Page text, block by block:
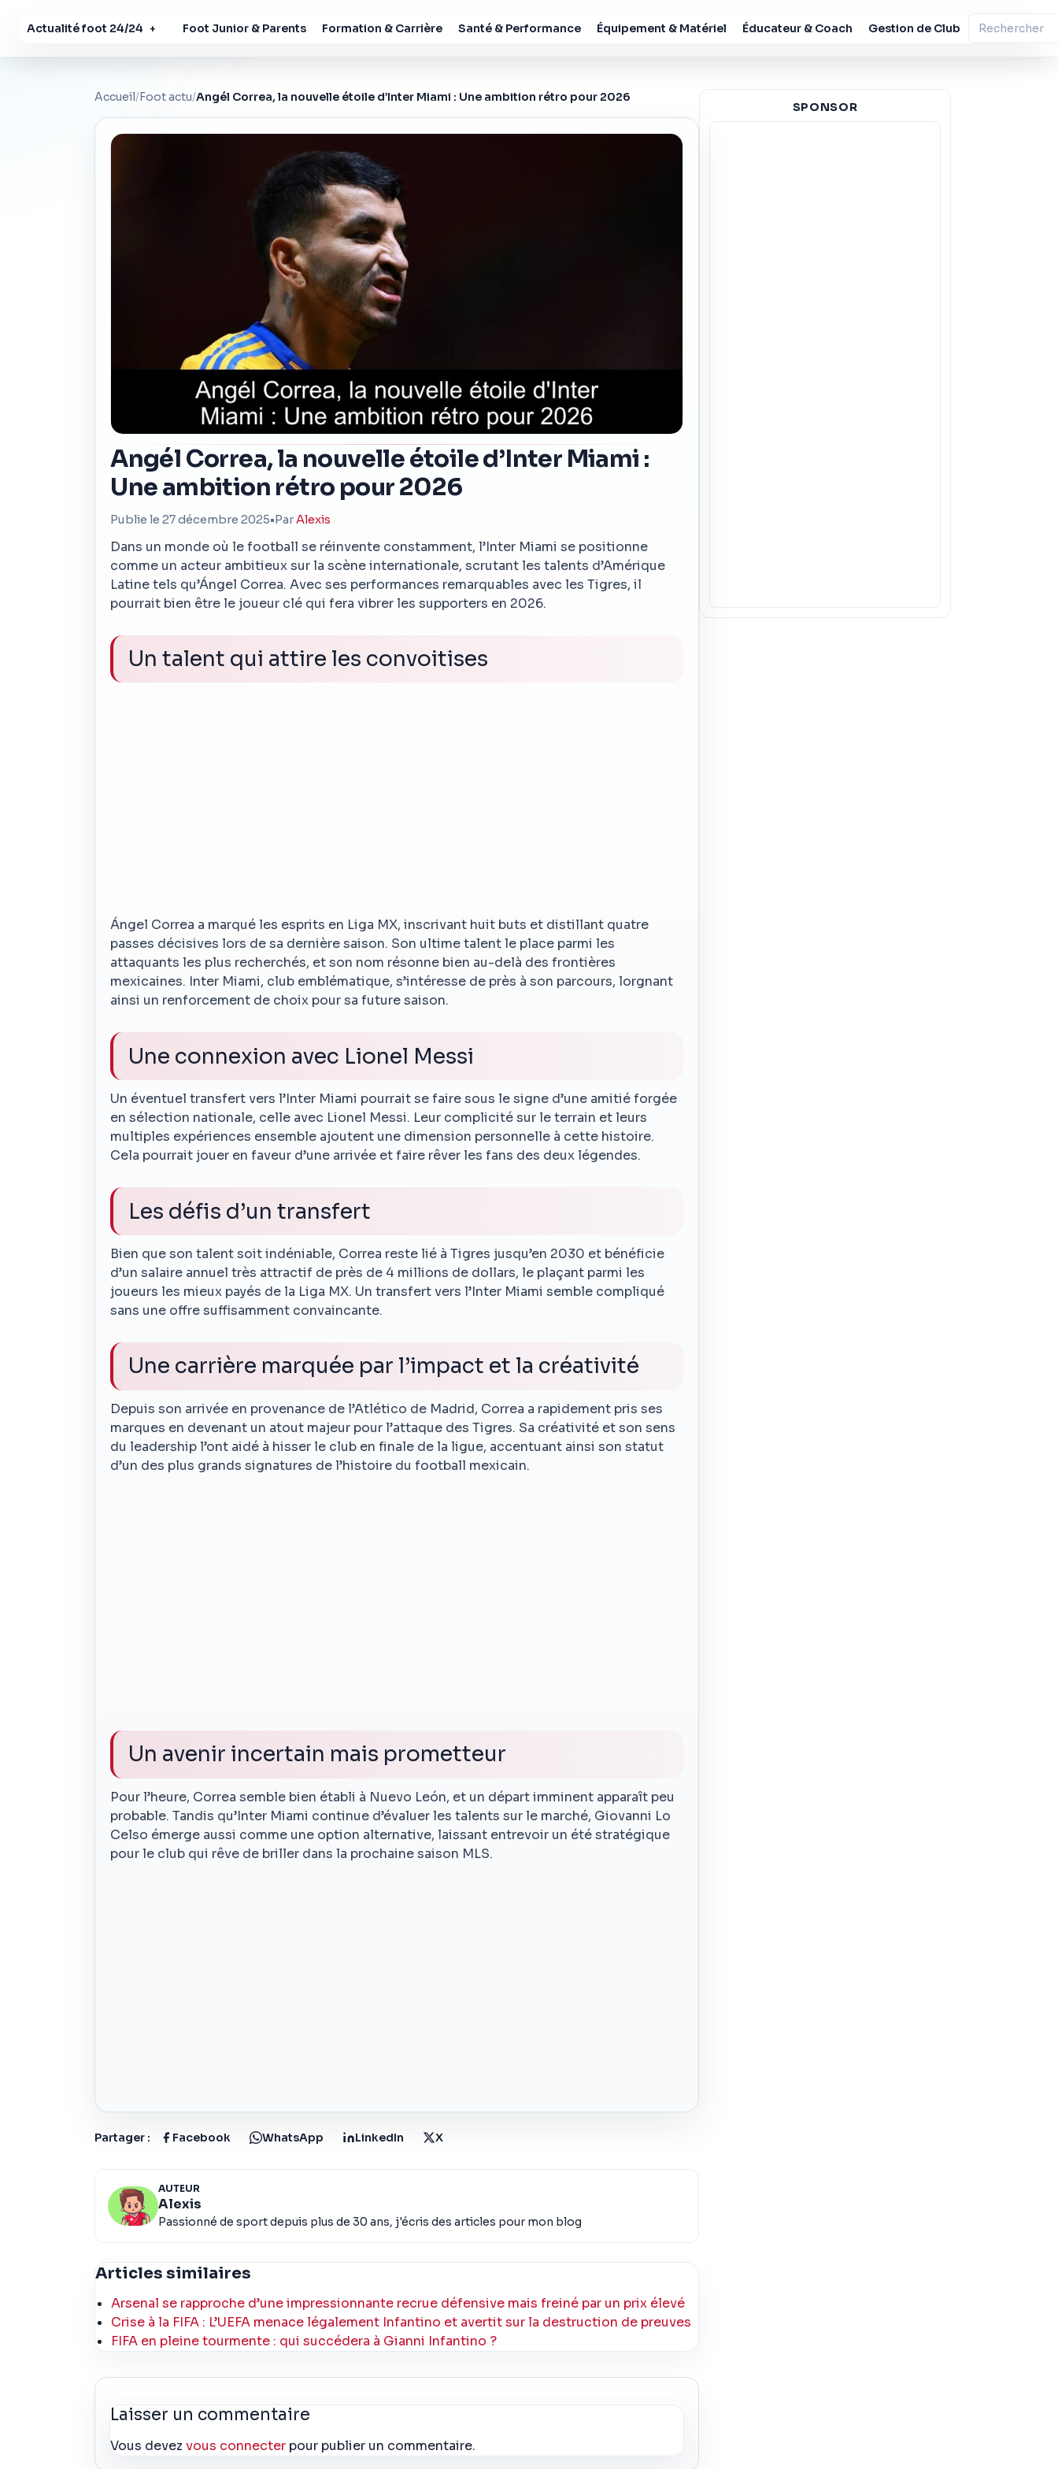
Actualité foot 24/24 + Foot Junior & Parents Formation & Carrière Santé & Performance Équipement & Matériel Éducateur & Coach Gestion de Club
Accueil/Foot actu/Angél Correa, la nouvelle étoile d’Inter Miami : Une ambition rétro pour 2026
Angél Correa, la nouvelle étoile d’Inter Miami :
Une ambition rétro pour 2026
Publie le 27 décembre 2025•ParAlexis
Dans un monde où le football se réinvente constamment, l’Inter Miami se positionne
comme un acteur ambitieux sur la scène internationale, scrutant les talents d’Amérique
Latine tels qu’Ángel Correa. Avec ses performances remarquables avec les Tigres, il
pourrait bien être le joueur clé qui fera vibrer les supporters en 2026.
Un talent qui attire les convoitises
Ángel Correa a marqué les esprits en Liga MX, inscrivant huit buts et distillant quatre
passes décisives lors de sa dernière saison. Son ultime talent le place parmi les
attaquants les plus recherchés, et son nom résonne bien au-delà des frontières
mexicaines. Inter Miami, club emblématique, s’intéresse de près à son parcours, lorgnant
ainsi un renforcement de choix pour sa future saison.
Une connexion avec Lionel Messi
Un éventuel transfert vers l’Inter Miami pourrait se faire sous le signe d’une amitié forgée
en sélection nationale, celle avec Lionel Messi. Leur complicité sur le terrain et leurs
multiples expériences ensemble ajoutent une dimension personnelle à cette histoire.
Cela pourrait jouer en faveur d’une arrivée et faire rêver les fans des deux légendes.
Les défis d’un transfert
Bien que son talent soit indéniable, Correa reste lié à Tigres jusqu’en 2030 et bénéficie
d’un salaire annuel très attractif de près de 4 millions de dollars, le plaçant parmi les
joueurs les mieux payés de la Liga MX. Un transfert vers l’Inter Miami semble compliqué
sans une offre suffisamment convaincante.
Une carrière marquée par l’impact et la créativité
Depuis son arrivée en provenance de l’Atlético de Madrid, Correa a rapidement pris ses
marques en devenant un atout majeur pour l’attaque des Tigres. Sa créativité et son sens
du leadership l’ont aidé à hisser le club en finale de la ligue, accentuant ainsi son statut
d’un des plus grands signatures de l’histoire du football mexicain.
Un avenir incertain mais prometteur
Pour l’heure, Correa semble bien établi à Nuevo León, et un départ imminent apparaît peu
probable. Tandis qu’Inter Miami continue d’évaluer les talents sur le marché, Giovanni Lo
Celso émerge aussi comme une option alternative, laissant entrevoir un été stratégique
pour le club qui rêve de briller dans la prochaine saison MLS.
Partager : Facebook WhatsApp LinkedIn X
AUTEUR
Alexis
Passionné de sport depuis plus de 30 ans, j'écris des articles pour mon blog
Articles similaires
Arsenal se rapproche d’une impressionnante recrue défensive mais freiné par un prix élevé
Crise à la FIFA : L’UEFA menace légalement Infantino et avertit sur la destruction de preuves
FIFA en pleine tourmente : qui succédera à Gianni Infantino ?
Laisser un commentaire
Vous devezvous connecter pour publier un commentaire.
SPONSOR